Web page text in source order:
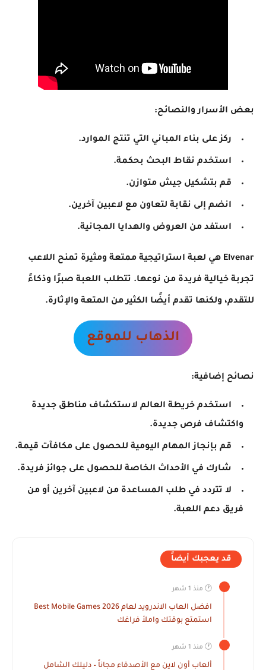
بعض الأسرار والنصائح:
ركز على بناء المباني التي تنتج الموارد.
استخدم نقاط البحث بحكمة.
قم بتشكيل جيش متوازن.
انضم إلى نقابة لتعاون مع لاعبين آخرين.
استفد من العروض والهدايا المجانية.
Elvenar هي لعبة استراتيجية ممتعة ومثيرة تمنح اللاعب
تجربة خيالية فريدة من نوعها. تتطلب اللعبة صبرًا وذكاءً
للتقدم، ولكنها تقدم أيضًا الكثير من المتعة والإثارة.
الذهاب للموقع
نصائح إضافية:
استخدم خريطة العالم لاستكشاف مناطق جديدة
واكتشاف فرص جديدة.
قم بإنجاز المهام اليومية للحصول على مكافآت قيمة.
شارك في الأحداث الخاصة للحصول على جوائز فريدة.
لا تتردد في طلب المساعدة من لاعبين آخرين أو من
فريق دعم اللعبة.
قد يعجبك أيضاً
🕐 منذ 1 شهر
افضل العاب الاندرويد لعام 2026 Best Mobile Games
استمتع بوقتك واملأ فراغك
🕐 منذ 1 شهر
ألعاب أون لاين مع الأصدقاء مجاناً – دليلك الشامل